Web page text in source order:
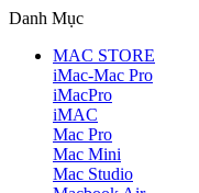
Danh Mục
MAC STORE
iMac-Mac Pro
iMacPro
iMAC
Mac Pro
Mac Mini
Mac Studio